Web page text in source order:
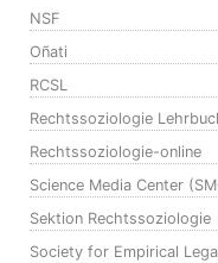
NSF
Oñati
RCSL
Rechtssoziologie
Rechtssoziologie-online
Science Media Center
Sektion Rechtssoziologie
Society for Empirical